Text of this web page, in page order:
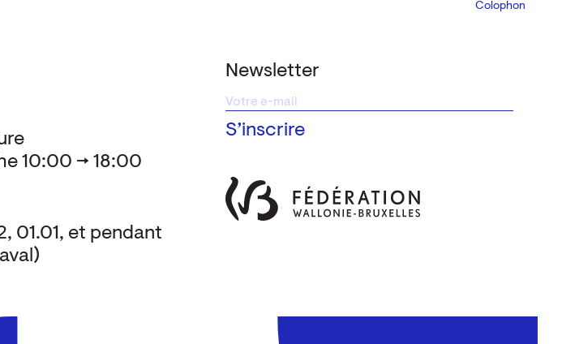
Newsletter
10:00 → 18:00
01.01, et pendant
Colophon
Design:Marcel